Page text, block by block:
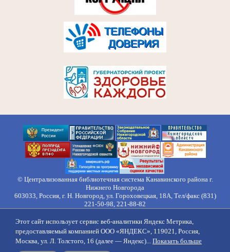
© Централизованная библиотечная система Канавинского района г.
Нижнего Новгорода
603033, Россия, г. Н. Новгород, ул. Гороховецкая, 18А, Тел/факс (831)
221-50-98, 221-88-82
Контакты Противодействие коррупции
Противодействие
идеологии терроризма
Напишите нам
Этот сайт использует сервис веб-аналитики Яндекс Метрика,
предоставляемый компанией ООО «ЯНДЕКС», 119021, Россия,
Москва, ул. Л. Толстого, 16 (далее — Яндекс)... Показать больше